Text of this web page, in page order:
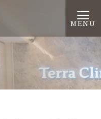
MENU